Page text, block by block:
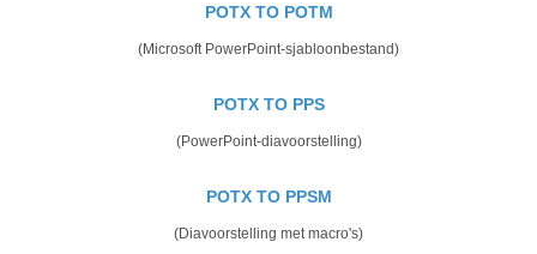
POTX TO POTM
(Microsoft PowerPoint-sjabloonbestand)
POTX TO PPS
(PowerPoint-diavoorstelling)
POTX TO PPSM
(Diavoorstelling met macro's)